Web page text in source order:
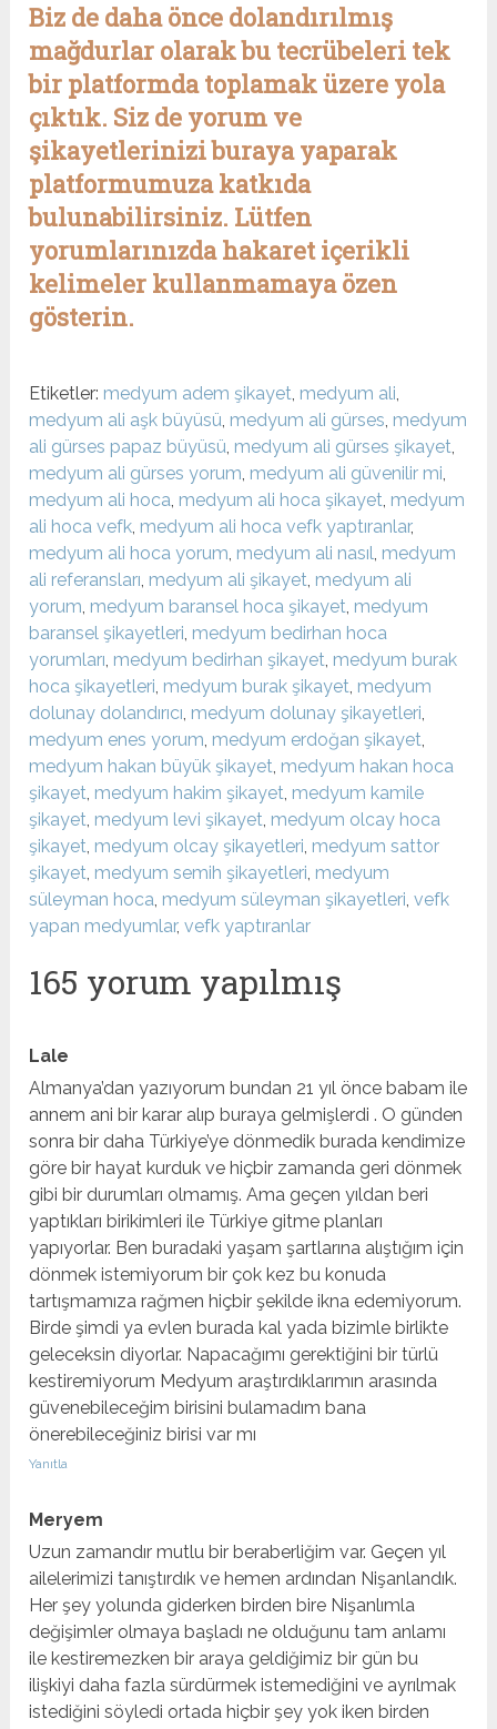
Biz de daha önce dolandırılmış
mağdurlar olarak bu tecrübeleri tek
bir platformda toplamak üzere yola
çıktık. Siz de yorum ve
şikayetlerinizi buraya yaparak
platformumuza katkıda
bulunabilirsiniz. Lütfen
yorumlarınızda hakaret içerikli
kelimeler kullanmamaya özen
gösterin.
Etiketler: medyum adem şikayet, medyum ali,
medyum ali aşk büyüsü, medyum ali gürses, medyum
ali gürses papaz büyüsü, medyum ali gürses şikayet,
medyum ali gürses yorum, medyum ali güvenilir mi,
medyum ali hoca, medyum ali hoca şikayet, medyum
ali hoca vefk, medyum ali hoca vefk yaptıranlar,
medyum ali hoca yorum, medyum ali nasıl, medyum
ali referansları, medyum ali şikayet, medyum ali
yorum, medyum baransel hoca şikayet, medyum
baransel şikayetleri, medyum bedirhan hoca
yorumları, medyum bedirhan şikayet, medyum burak
hoca şikayetleri, medyum burak şikayet, medyum
dolunay dolandırıcı, medyum dolunay şikayetleri,
medyum enes yorum, medyum erdoğan şikayet,
medyum hakan büyük şikayet, medyum hakan hoca
şikayet, medyum hakim şikayet, medyum kamile
şikayet, medyum levi şikayet, medyum olcay hoca
şikayet, medyum olcay şikayetleri, medyum sattor
şikayet, medyum semih şikayetleri, medyum
süleyman hoca, medyum süleyman şikayetleri,vefk
yapan medyumlar,vefk yaptıranlar
165 yorum yapılmış
Lale
Almanya’dan yazıyorum bundan 21 yıl önce babam ile
annem ani bir karar alıp buraya gelmişlerdi . O günden
sonra bir daha Türkiye’ye dönmedik burada kendimize
göre bir hayat kurduk ve hiçbir zamanda geri dönmek
gibi bir durumları olmamış. Ama geçen yıldan beri
yaptıkları birikimleri ile Türkiye gitme planları
yapıyorlar. Ben buradaki yaşam şartlarına alıştığım için
dönmek istemiyorum bir çok kez bu konuda
tartışmamıza rağmen hiçbir şekilde ikna edemiyorum.
Birde şimdi ya evlen burada kal yada bizimle birlikte
geleceksin diyorlar. Napacağımı gerektiğini bir türlü
kestiremiyorum Medyum araştırdıklarımın arasında
güvenebileceğim birisini bulamadım bana
önerebileceğiniz birisi var mı
Yanıtla
Meryem
Uzun zamandır mutlu bir beraberliğim var. Geçen yıl
ailelerimizi tanıştırdık ve hemen ardından Nişanlandık.
Her şey yolunda giderken birden bire Nişanlımla
değişimler olmaya başladı ne olduğunu tam anlamı
ile kestiremezken bir araya geldiğimiz bir gün bu
ilişkiyi daha fazla sürdürmek istemediğini ve ayrılmak
istediğini söyledi ortada hiçbir şey yok iken birden